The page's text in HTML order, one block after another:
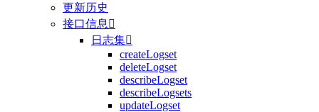
更新历史
接口信息 
日志集
createLogset
deleteLogset
describeLogset
describeLogsets
updateLogset